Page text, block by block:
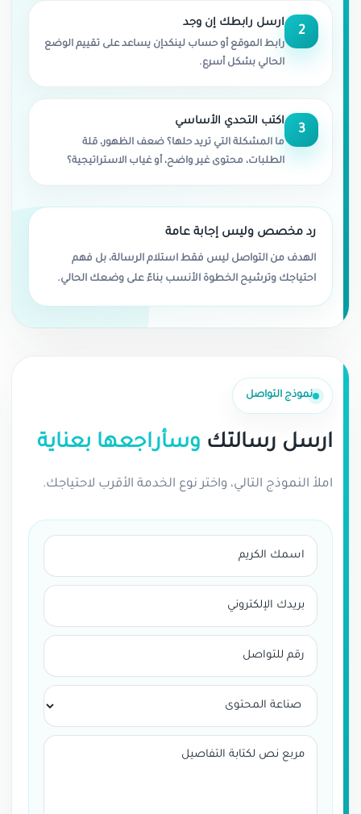
2
ارسل رابطك إن وجد
رابط الموقع أو حساب لينكدإن يساعد على تقييم الوضع
الحالي بشكل أسرع.
3
اكتب التحدي الأساسي
ما المشكلة التي تريد حلها؟ ضعف الظهور، قلة
الطلبات، محتوى غير واضح، أو غياب الاستراتيجية؟
رد مخصص وليس إجابة عامة
الهدف من التواصل ليس فقط استلام الرسالة، بل فهم
احتياجك وترشيح الخطوة الأنسب بناءً على وضعك الحالي.
نموذج التواصل
ارسل رسالتك وسأراجعها بعناية
املأ النموذج التالي، واختر نوع الخدمة الأقرب لاحتياجك.